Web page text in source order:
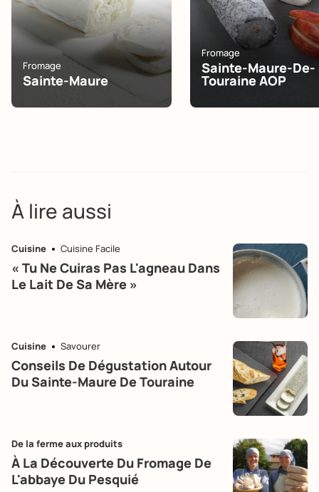
Fromage
Sainte-Maure
Fromage
Sainte-Maure-De-
Touraine AOP
À lire aussi
Cuisine Cuisine Facile
« Tu Ne Cuiras Pas L'agneau Dans
Le Lait De Sa Mère »
Cuisine Savourer
Conseils De Dégustation Autour
Du Sainte-Maure De Touraine
De la ferme aux produits
À La Découverte Du Fromage De
L'abbaye Du Pesquié